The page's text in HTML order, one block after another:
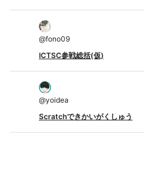
@fono09
ICTSC参戦総括(仮)
@yoidea
Scratchできかいがくしゅう